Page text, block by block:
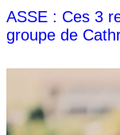
ASSE : Ces 3
groupe de